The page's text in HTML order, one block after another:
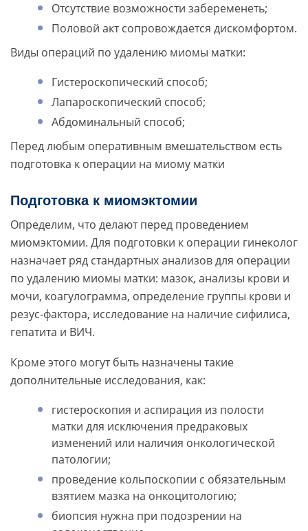
Отсутствие возможности забеременеть;
Половой акт сопровождается дискомфортом.
Виды операций по удалению миомы матки:
Гистероскопический способ;
Лапароскопический способ;
Абдоминальный способ;
Перед любым оперативным вмешательством есть
подготовка к операции на миому матки
Подготовка к миомэктомии
Определим, что делают перед проведением
миомэктомии. Для подготовки к операции гинеколог
назначает ряд стандартных анализов для операции
по удалению миомы матки: мазок, анализы крови и
мочи, коагулограмма, определение группы крови и
резус-фактора, исследование на наличие сифилиса,
гепатита и ВИЧ.
Кроме этого могут быть назначены такие
дополнительные исследования, как:
гистероскопия и аспирация из полости
матки для исключения предраковых
изменений или наличия онкологической
патологии;
проведение кольпоскопии с обязательным
взятием мазка на онкоцитологию;
биопсия нужна при подозрении на